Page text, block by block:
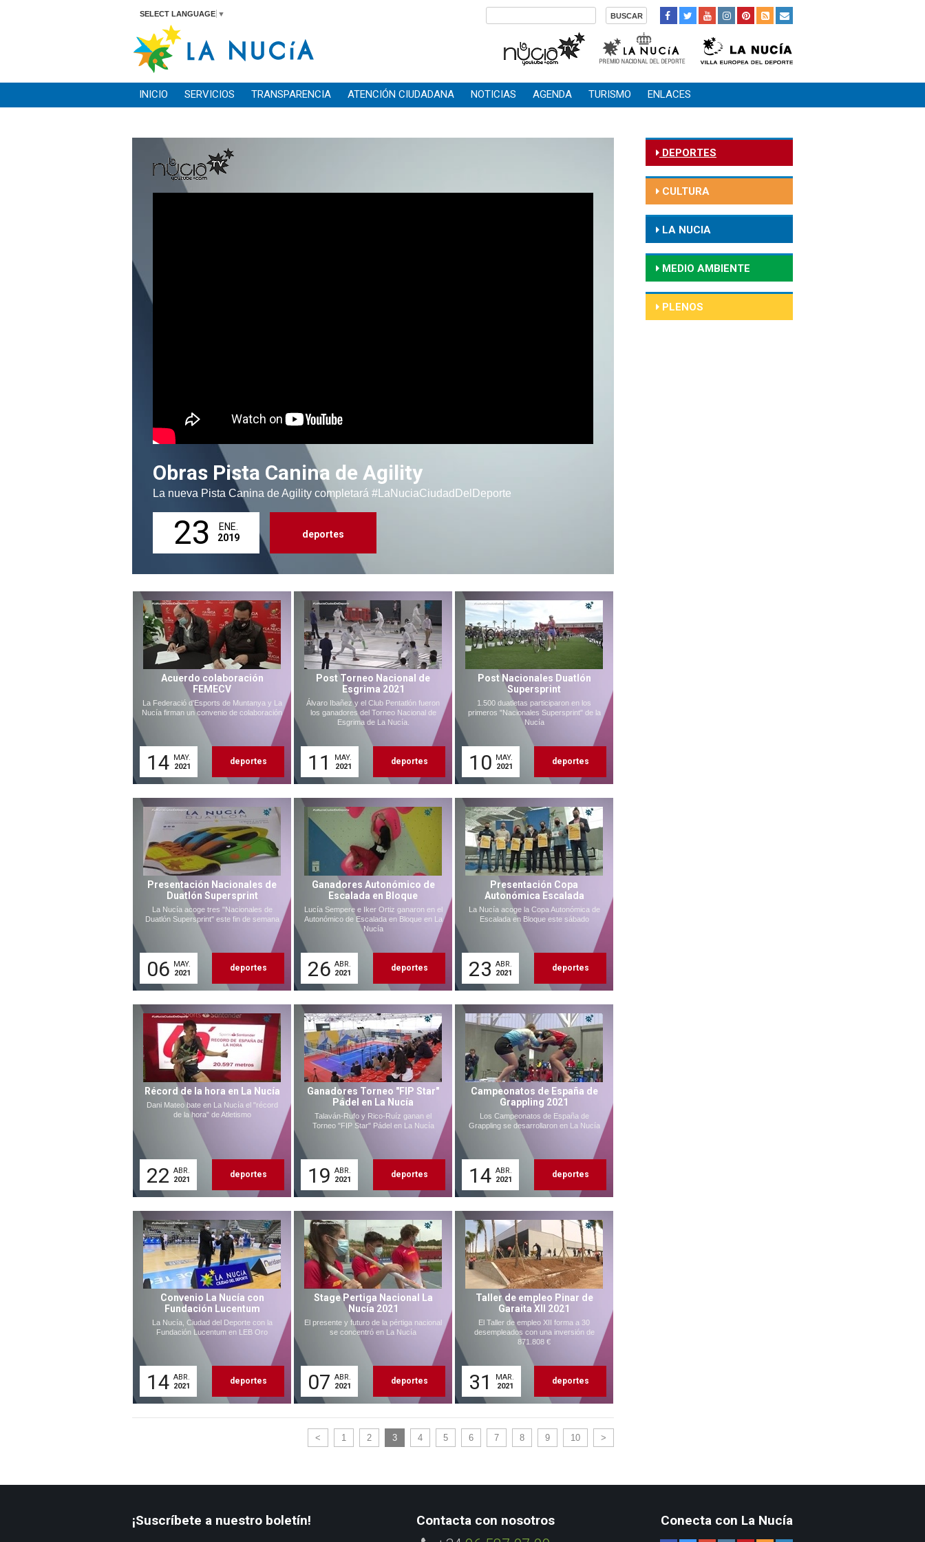
SELECT LANGUAGE ▼
INICIO SERVICIOS TRANSPARENCIA ATENCIÓN CIUDADANA NOTICIAS AGENDA TURISMO ENLACES
Obras Pista Canina de Agility
La nueva Pista Canina de Agility completará #LaNuciaCiudadDelDeporte
23
ENE.
2019
deportes
Acuerdo colaboración
FEMECV
La Federació d'Esports de Muntanya y La
Nucía firman un convenio de colaboración
14 MAY.
2021
deportes
Post Torneo Nacional de
Esgrima 2021
Álvaro Ibañez y el Club Pentatlón fueron
los ganadores del Torneo Nacional de
Esgrima de La Nucía.
11
MAY.
2021
deportes
Post Nacionales Duatlón
Supersprint
1.500 duatletas participaron en los
primeros "Nacionales Supersprint" de la
Nucía
10 MAY.
2021
deportes
Presentación Nacionales de
Duatlón Supersprint
La Nucía acoge tres "Nacionales de
Duatlón Supersprint" este fin de semana
06 MAY.
2021
deportes
Ganadores Autonómico de
Escalada en Bloque
Lucía Sempere e Iker Ortiz ganaron en el
Autonómico de Escalada en Bloque en La
Nucía
26 ABR.
2021
deportes
Presentación Copa
Autonómica Escalada
La Nucía acoge la Copa Autonómica de
Escalada en Bloque este sábado
23 ABR.
2021
deportes
Récord de la hora en La Nucía
Dani Mateo bate en La Nucía el "récord
de la hora" de Atletismo
22 ABR.
2021
deportes
Ganadores Torneo "FIP Star"
Pádel en La Nucía
Talaván-Rufo y Rico-Ruíz ganan el
Torneo "FIP Star" Pádel en La Nucía
19 ABR.
2021
deportes
Campeonatos de España de
Grappling 2021
Los Campeonatos de España de
Grappling se desarrollaron en La Nucía
14 ABR.
2021
deportes
Convenio La Nucía con
Fundación Lucentum
La Nucía, Ciudad del Deporte con la
Fundación Lucentum en LEB Oro
14 ABR.
2021
deportes
Stage Pertiga Nacional La
Nucía 2021
El presente y futuro de la pértiga nacional
se concentró en La Nucía
07 ABR.
2021
deportes
Taller de empleo Pinar de
Garaita XII 2021
El Taller de empleo XII forma a 30
desempleados con una inversión de
871.808 €
31
MAR.
2021
deportes
< 1 2 3 4 5 6 7 8 9 10 >
DEPORTES
CULTURA
LA NUCIA
MEDIO AMBIENTE
PLENOS
¡Suscríbete a nuestro boletín! Contacta con nosotros Conecta con La Nucía